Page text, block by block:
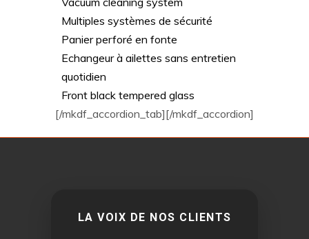
Multiples systèmes de sécurité
Panier perforé en fonte
Echangeur à ailettes sans entretien
quotidien
Front black tempered glass
[/mkdf_accordion_tab][/mkdf_accordion]
LA VOIX DE NOS CLIENTS